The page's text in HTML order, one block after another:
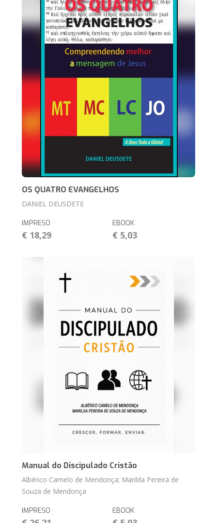
OS QUATRO EVANGELHOS
DANIEL DEUSDETE
IMPRESO
€ 18,29
EBOOK
€ 5,03
Manual do Discipulado Cristão
Albérico Camelo de Mendonça; Marilda Pereira de
Souza de Mendonça
IMPRESO EBOOK